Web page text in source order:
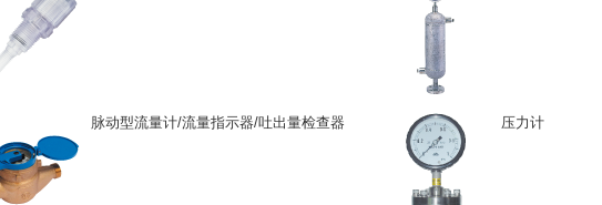
脉动型流量计/流量指示器/吐出量检查器 压力计